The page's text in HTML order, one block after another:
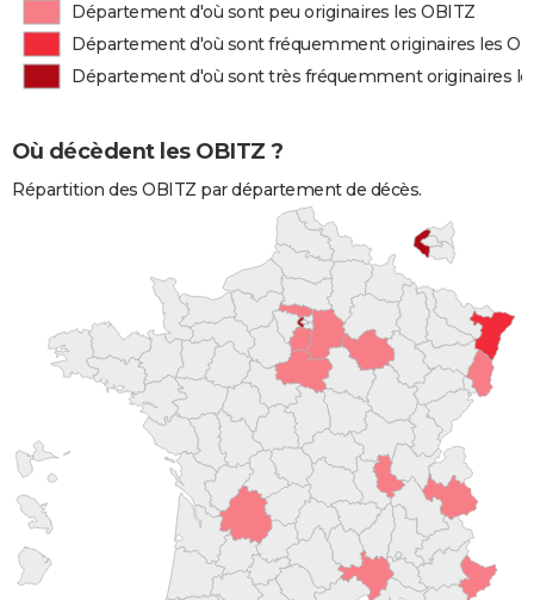
Département d'où sont peu originaires les OBITZ
Département d'où sont fréquemment originaires les
Département d'où sont très fréquemment originaires
Où décèdent les OBITZ ?
Répartition des OBITZ par département de décès.